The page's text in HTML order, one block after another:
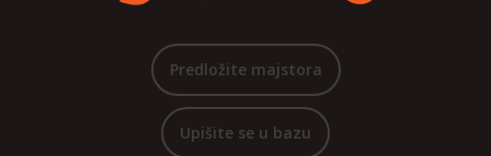
Predložite majstora
Upišite se u bazu